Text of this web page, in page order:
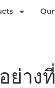
ย่าง